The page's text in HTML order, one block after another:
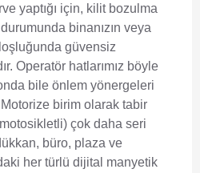
yaptığı için, kilit bozulma
binanızın veya
güvensiz
Operatör hatlarımız böyle
bile önlem yönergeleri
birim olarak tabir
çok daha seri
büro, plaza ve
her türlü dijital manyetik